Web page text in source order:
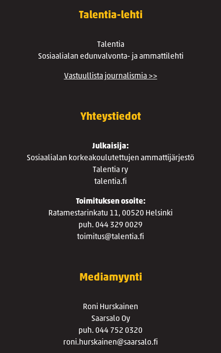
Talentia-lehti
Talentia
Sosiaalialan edunvalvonta- ja ammattilehti
Vastuullista journalismia >>
Yhteystiedot
Julkaisija:
Sosiaalialan korkeakoulutettujen ammattijärjestö
Talentia ry
talentia.fi
Toimituksen osoite:
Ratamestarinkatu 11, 00520 Helsinki
puh. 044 329 0029
toimitus@talentia.fi
Mediamyynti
Roni Hurskainen
Saarsalo Oy
puh. 044 752 0320
roni.hurskainen@saarsalo.fi